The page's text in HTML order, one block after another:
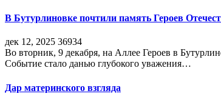
В Бутурлиновке почтили память Героев
дек 12, 2025 36934
Во вторник, 9 декабря, на Аллее Героев в
Событие стало данью глубокого уважения…
Дар материнского взгляда